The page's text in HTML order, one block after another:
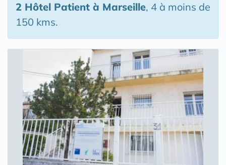
2 Hôtel Patient à Marseille, 4 à moins de
150 kms.